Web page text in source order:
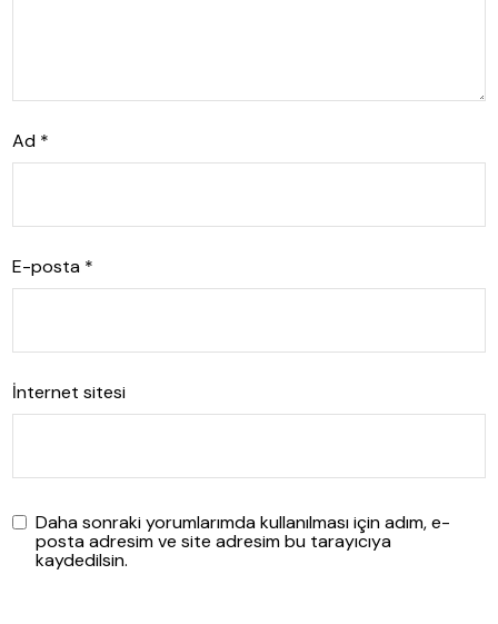
Ad *
E-posta *
İnternet sitesi
Daha sonraki yorumlarımda kullanılması için adım, e-
posta adresim ve site adresim bu tarayıcıya
kaydedilsin.